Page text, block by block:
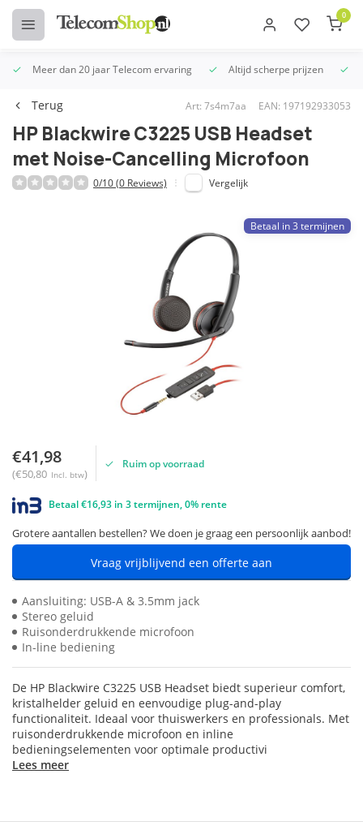
0
Meer dan 20 jaar Telecom ervaring Altijd scherpe prijzen
Terug Art: 7s4m7aa EAN: 197192933053
HP Blackwire C3225 USB Headset
met Noise-Cancelling Microfoon
0/10 (0 Reviews) Vergelijk
Betaal in 3 termijnen
€41,98
(€50,80 Incl. btw)
Ruim op voorraad
Betaal €16,93 in 3 termijnen, 0% rente
Grotere aantallen bestellen? We doen je graag een persoonlijk aanbod!
Vraag vrijblijvend een offerte aan
Aansluiting: USB-A & 3.5mm jack
Stereo geluid
Ruisonderdrukkende microfoon
In-line bediening
De HP Blackwire C3225 USB Headset biedt superieur comfort,
kristalhelder geluid en eenvoudige plug-and-play
functionaliteit. Ideaal voor thuiswerkers en professionals. Met
ruisonderdrukkende microfoon en inline
bedieningselementen voor optimale productivi
Lees meer